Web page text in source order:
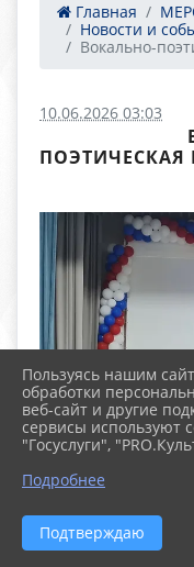
Главная
Новости и
Вокально-
10.06.2026 03:03
Пользуясь нашим
обработки
веб-сайт и другие
сервисы используют
"Госуслуги",
Подробнее
Подтверждаю